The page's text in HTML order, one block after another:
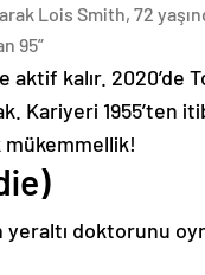
Lois Smith, 72
95”
kalır. 2020’de
Kariyeri 1955’ten
mükemmellik!
yeraltı doktorunu